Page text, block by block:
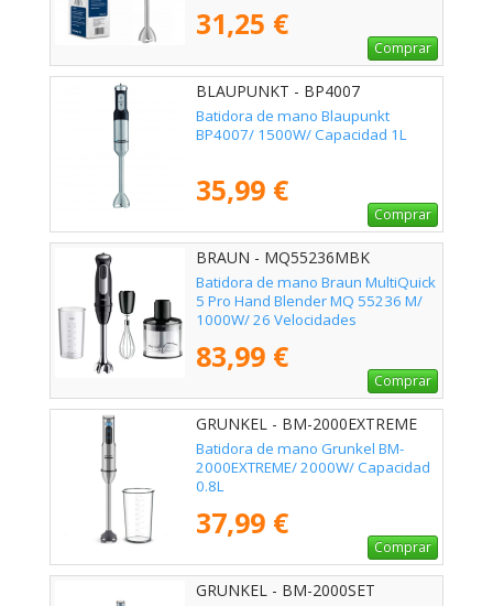
31,25 €
Comprar
BLAUPUNKT - BP4007
Batidora de mano Blaupunkt
BP4007/ 1500W/ Capacidad 1L
35,99 €
Comprar
BRAUN - MQ55236MBK
Batidora de mano Braun MultiQuick
5 Pro Hand Blender MQ 55236 M/
1000W/ 26 Velocidades
83,99 €
Comprar
GRUNKEL - BM-2000EXTREME
Batidora de mano Grunkel BM-
2000EXTREME/ 2000W/ Capacidad
0.8L
37,99 €
Comprar
GRUNKEL - BM-2000SET